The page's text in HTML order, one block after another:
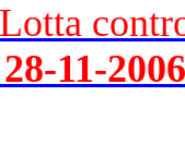
11-2006